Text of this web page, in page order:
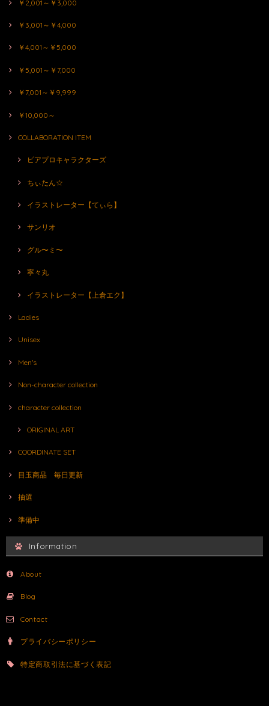
￥2,001～￥3,000
￥3,001～￥4,000
￥4,001～￥5,000
￥5,001～￥7,000
￥7,001～￥9,999
￥10,000～
COLLABORATION ITEM
ピアプロキャラクターズ
ちぃたん☆
イラストレーター【てぃら】
サンリオ
グル〜ミ〜
寧々丸
イラストレーター【上倉エク】
Ladies
Unisex
Men's
Non-character collection
character collection
ORIGINAL ART
COORDINATE SET
目玉商品 毎日更新
抽選
準備中
Information
About
Blog
Contact
プライバシーポリシー
特定商取引法に基づく表記